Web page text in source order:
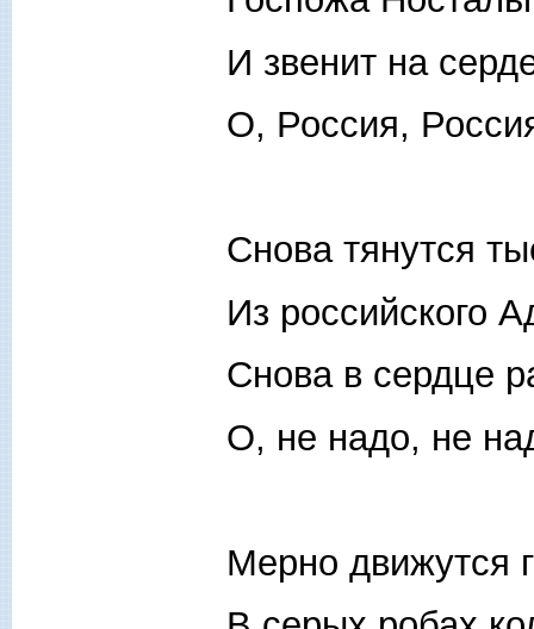
И звенит на
О, Россия,
Снова тянутся
Из российского
Снова в сердце
О, не надо, не
Мерно движутся